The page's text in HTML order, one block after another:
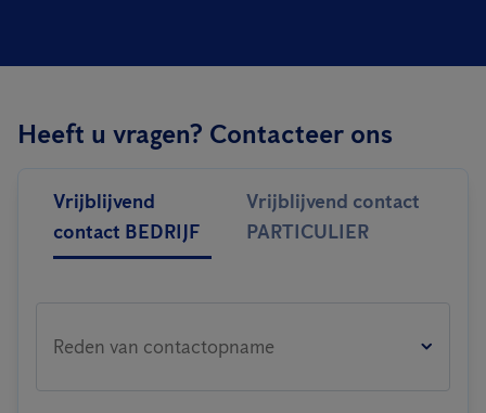
Heeft u vragen? Contacteer ons
Vrijblijvend
contact BEDRIJF
Vrijblijvend contact
PARTICULIER
Reden van contactopname